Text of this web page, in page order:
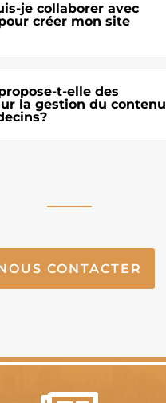
je collaborer avec
créer mon site
t-elle des
la gestion du contenu
CONTACTER